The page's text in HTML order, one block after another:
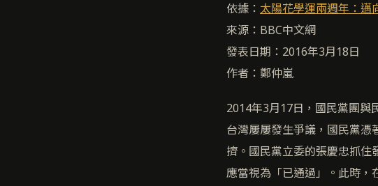
依據： 太陽花學運兩週年：邁
來源：BBC中文網
發表日期：2016年3月18日
作者：鄭仲嵐
2014年3月17日，國民黨團與
台灣屢屢發生爭議，國民黨
擠。國民黨立委的張慶忠抓住
應當視為「已通過」。此時，